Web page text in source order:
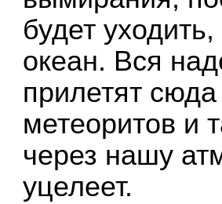
будет
океан. Вся
прилетят
метеоритов и
через нашу
уцелеет.